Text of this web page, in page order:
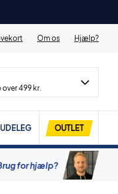
Om os Hjælp?
499 kr.
UDELEG OUTLET
for hjælp?